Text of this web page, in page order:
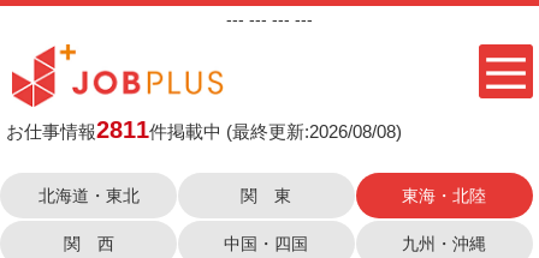
--- --- --- ---
お仕事情報2811件掲載中 (最終更新:2026/08/08)
北海道・東北 関 東 東海・北陸
関 西 中国・四国 九州・沖縄